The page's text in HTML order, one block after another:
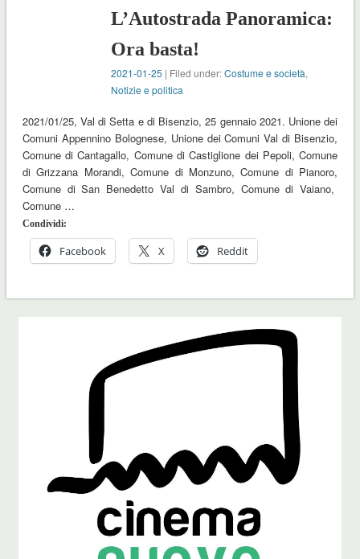
L’Autostrada Panoramica:
Ora basta!
2021-01-25 | Filed under:Costume e società,
Notizie e politica
2021/01/25, Val di Setta e di Bisenzio, 25 gennaio 2021. Unione dei
Comuni Appennino Bolognese, Unione dei Comuni Val di Bisenzio,
Comune di Cantagallo, Comune di Castiglione dei Pepoli, Comune
di Grizzana Morandi, Comune di Monzuno, Comune di Pianoro,
Comune di San Benedetto Val di Sambro, Comune di Vaiano,
Comune …
Condividi:
Facebook X Reddit